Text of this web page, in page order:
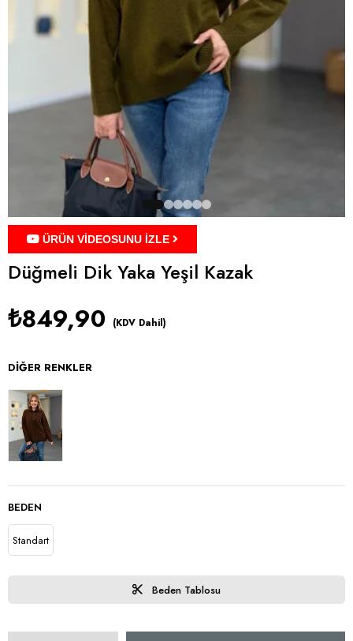
ÜRÜN VİDEOSUNU İZLE
Düğmeli Dik Yaka Yeşil Kazak
₺849,90 (KDV Dahil)
DIĞER RENKLER
BEDEN
Standart
Beden Tablosu